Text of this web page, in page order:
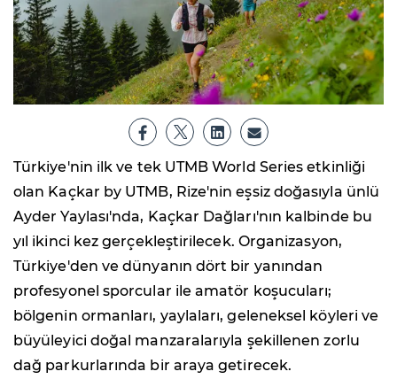
Türkiye'nin ilk ve tek UTMB World Series etkinliği
olan Kaçkar by UTMB, Rize'nin eşsiz doğasıyla ünlü
Ayder Yaylası'nda, Kaçkar Dağları'nın kalbinde bu
yıl ikinci kez gerçekleştirilecek. Organizasyon,
Türkiye'den ve dünyanın dört bir yanından
profesyonel sporcular ile amatör koşucuları;
bölgenin ormanları, yaylaları, geleneksel köyleri ve
büyüleyici doğal manzaralarıyla şekillenen zorlu
dağ parkurlarında bir araya getirecek.